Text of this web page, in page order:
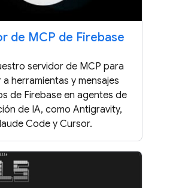
de MCP de Firebase
servidor de MCP para
herramientas y mensajes
de Firebase en agentes de
de IA, como Antigravity,
Code y Cursor.